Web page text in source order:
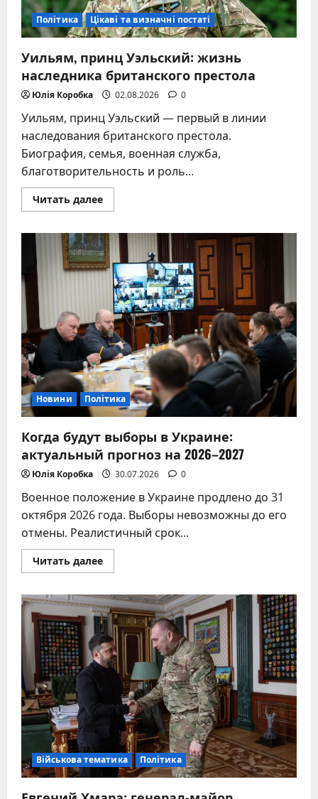
Політика Цікаві та визначні постаті
Уильям, принц Уэльский: жизнь
наследника британского престола
Юлія Коробка 02.08.2026 0
Уильям, принц Уэльский — первый в линии
наследования британского престола.
Биография, семья, военная служба,
благотворительность и роль...
Читать далееПрочитать
больше
принц
Уэльский:
жизнь
наследника
британского
престола
Новини Політика
Когда будут выборы в Украине:
актуальный прогноз на 2026–2027
Юлія Коробка 30.07.2026 0
Военное положение в Украине продлено до 31
октября 2026 года. Выборы невозможны до его
отмены. Реалистичный срок...
Читать далееПрочитать
больше
будут
выборы
в
Украине:
актуальный
прогноз
на
2026–
2027
Військова тематика Політика